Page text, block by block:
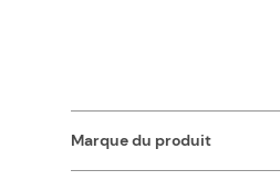
Marque du produit